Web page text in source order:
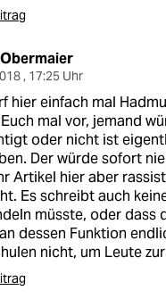
, 17:25 Uhr
hier einfach mal
mal vor, jemand
oder nicht ist
Der würde sofort
Artikel hier aber
Es schreibt auch
müsste, oder dass
dessen Funktion
nicht, um Leute